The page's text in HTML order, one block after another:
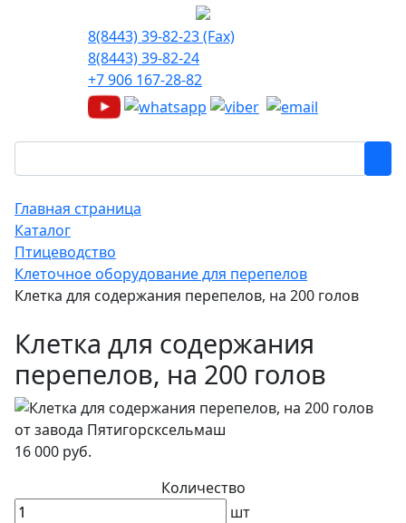
8(8443) 39-82-23 (Fax)
8(8443) 39-82-24
+7 906 167-28-82
Главная страница
Каталог
Птицеводство
Клеточное оборудование для перепелов
Клетка для содержания перепелов, на 200 голов
Клетка для содержания
перепелов, на 200 голов
16 000 руб.
Количество
шт